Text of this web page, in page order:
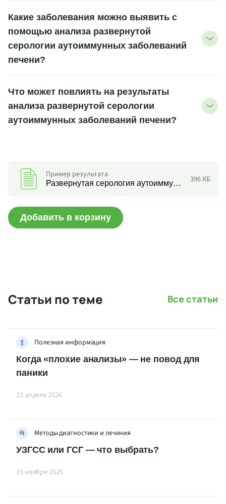
Какие заболевания можно выявить с
помощью анализа развернутой
серологии аутоиммунных заболеваний
печени?
Что может повлиять на результаты
анализа развернутой серологии
аутоиммунных заболеваний печени?
Пример результата
Развернутая серология аутоиммунных заболеваний печени (раздельно: АНФ,АГМА,АМА,АНЦА IgG,SLA/LP,LC1,цитохрому р450 LKM1,AMAM2,PDC-AMA-M2,M2-3E,Sp-100,PML,gp210) 396 КБ
Добавить в корзину
Статьи по теме Все статьи
Полезная информация
Когда «плохие анализы» — не повод для
паники
23 апреля 2026
Методы диагностики и лечения
УЗГСС или ГСГ — что выбрать?
19 ноября 2025